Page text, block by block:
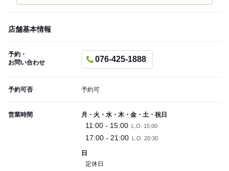
店舗基本情報
予約・
お問い合わせ
076-425-1888
予約可否 予約可
営業時間 月・火・水・木・金・土・祝日
11:00 - 15:00 L.O. 15:00
17:00 - 21:00 L.O. 20:30
日
定休日